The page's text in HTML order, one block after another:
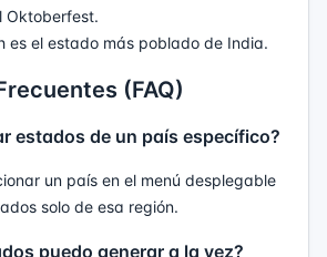
Oktoberfest.
es el estado más poblado de India.
(FAQ)
estados de un país específico?
un país en el menú desplegable
solo de esa región.
puedo generar a la vez?